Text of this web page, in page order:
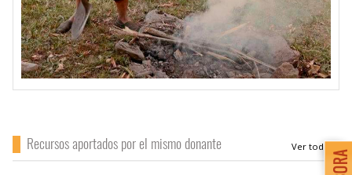
Recursos aportados por el mismo donante